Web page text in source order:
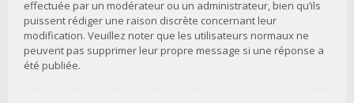
effectuée par un modérateur ou un administrateur, bien qu’ils
puissent rédiger une raison discrète concernant leur
modification. Veuillez noter que les utilisateurs normaux ne
peuvent pas supprimer leur propre message si une réponse a
été publiée.